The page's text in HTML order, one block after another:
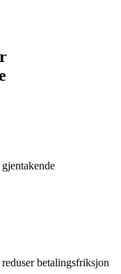
betalingsfriksjon